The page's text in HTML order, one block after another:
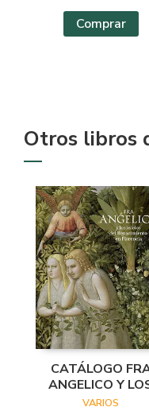
Comprar
Otros libros
CATÁLOGO
ANGELICO Y
INICIOS DEL
VARIOS